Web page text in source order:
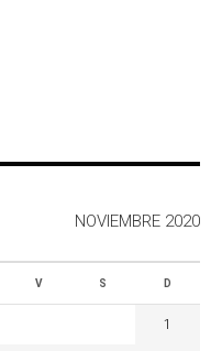
NOVIEMBRE 2020
V S D
1